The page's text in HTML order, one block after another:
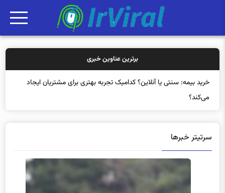
برترین عناوین خبری
خرید بیمه: سنتی یا آنلاین؟ کدامیک تجربه بهتری برای مشتریان ایجاد
می‌کند؟
سرتیتر خبرها